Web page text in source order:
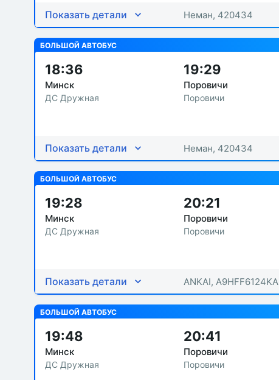
Показать детали Неман, 420434
БОЛЬШОЙ АВТОБУС
18:36
Минск
ДС Дружная
19:29
Поровичи
Поровичи
Показать детали Неман, 420434
БОЛЬШОЙ АВТОБУС
19:28
Минск
ДС Дружная
20:21
Поровичи
Поровичи
Показать детали ANKAI, A9HFF6124KA
БОЛЬШОЙ АВТОБУС
19:48
Минск
ДС Дружная
20:41
Поровичи
Поровичи